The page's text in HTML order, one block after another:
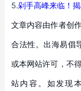
5.剁手高峰来临！
文章内容由作者创
合法性。出海易倡
或本网站许可，不
站内容。如发现